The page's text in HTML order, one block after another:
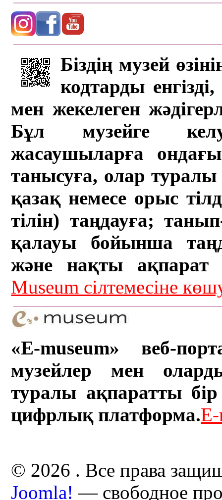
Біздің музей
кодтарды
мен жекелеген
Бұл музейге
жасаушыларға
танысуға, олар туралы
қазақ немесе орыс
тілін) таңдауға;
қалауы бойынша
және нақты ақпарат
Museum сілтемесіне
«E-museum» веб-
музейлер мен
туралы ақпаратты бір
цифрлық платформа.
© 2026 . Все права
Joomla! — свободное